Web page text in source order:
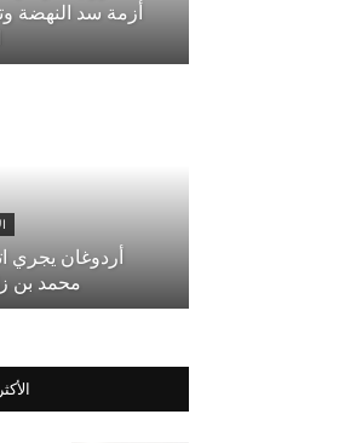
أزمة سد النهضة
أردوغان يجري
محمد بن